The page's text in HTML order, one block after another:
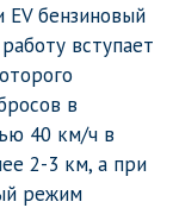
EV бензиновый
вступает
в
40 км/ч в
2-3 км, а при
режим